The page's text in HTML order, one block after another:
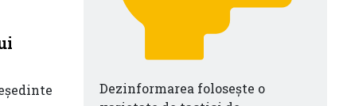
Dezinformarea folosește o